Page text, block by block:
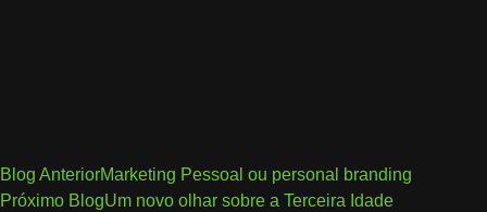
Blog AnteriorMarketing Pessoal ou personal branding
Próximo BlogUm novo olhar sobre a Terceira Idade